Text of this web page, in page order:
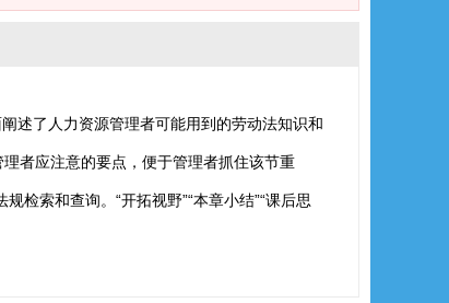
了人力资源管理者可能用到的劳动法知识和
者应注意的要点，便于管理者抓住该节重
检索和查询。“开拓视野”“本章小结”“课后思